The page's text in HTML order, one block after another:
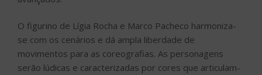
O figurino de Lígia Rocha e Marco Pacheco harmoniza-
se com os cenários e dá ampla liberdade de
movimentos para as coreografias. As personagens
serão lúdicas e caracterizadas por cores que articulam-